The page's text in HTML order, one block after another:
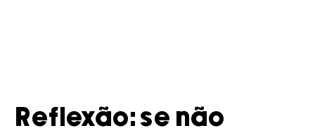
Reflexão: se não